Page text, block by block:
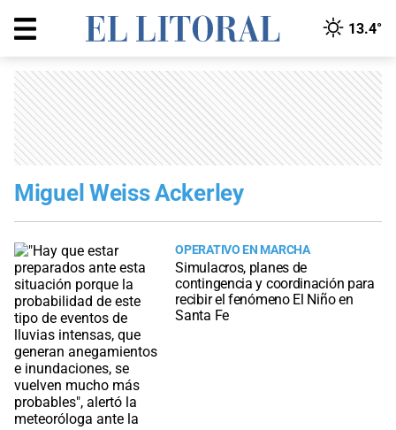
13.4°
Miguel Weiss Ackerley
OPERATIVO EN MARCHA
Simulacros, planes de
contingencia y coordinación para
recibir el fenómeno El Niño en
Santa Fe